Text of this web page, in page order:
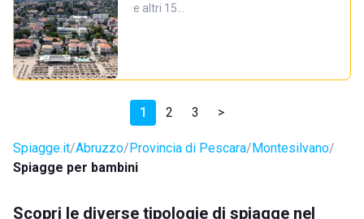
·e altri 15…
1 2 3 >
Spiagge.it Abruzzo Provincia di Pescara Montesilvano
Spiagge per bambini
Scopri le diverse tipologie di spiagge nel